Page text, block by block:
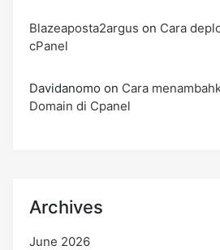
Blazeaposta2argus on Cara
cPanel
Davidanomo on Cara
Domain di Cpanel
Archives
June 2026